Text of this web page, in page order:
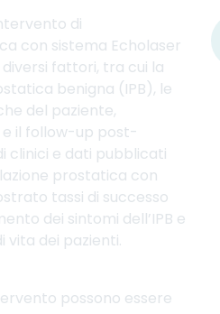
di
con sistema Echolaser
fattori, tra cui la
benigna (IPB), le
del paziente,
e il follow-up post-
clinici e dati pubblicati
prostatica con
tassi di successo
dei sintomi dell’IPB e
vita dei pazienti.
possono essere